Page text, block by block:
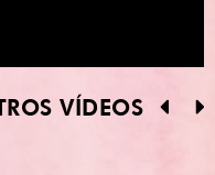
VÍDEOS